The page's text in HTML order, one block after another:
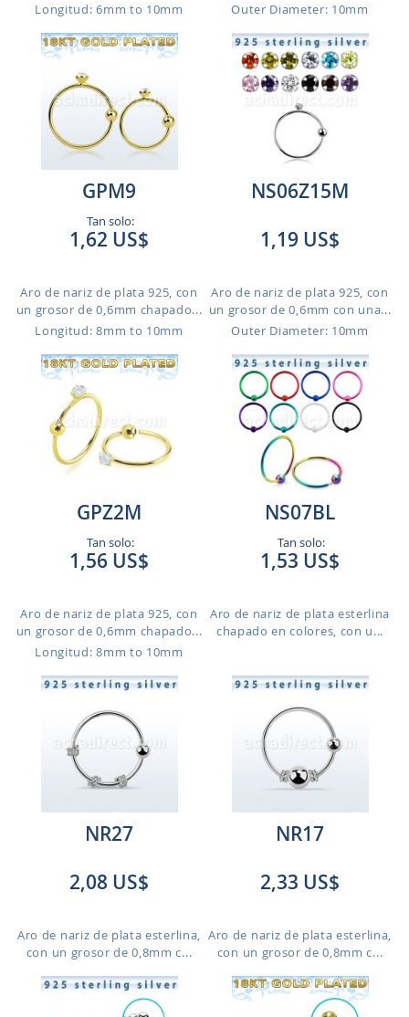
Longitud: 6mm to 10mm
Outer Diameter: 10mm
GPM9
Tan solo:
1,62 US$
Aro de nariz de plata 925, con
un grosor de 0,6mm chapado...
Longitud: 8mm to 10mm
NS06Z15M
1,19 US$
Aro de nariz de plata 925, con
un grosor de 0,6mm con una...
Outer Diameter: 10mm
GPZ2M
Tan solo:
1,56 US$
Aro de nariz de plata 925, con
un grosor de 0,6mm chapado...
Longitud: 8mm to 10mm
NS07BL
Tan solo:
1,53 US$
Aro de nariz de plata esterlina
chapado en colores, con u...
NR27
2,08 US$
Aro de nariz de plata esterlina,
con un grosor de 0,8mm c...
NR17
2,33 US$
Aro de nariz de plata esterlina,
con un grosor de 0,8mm c...